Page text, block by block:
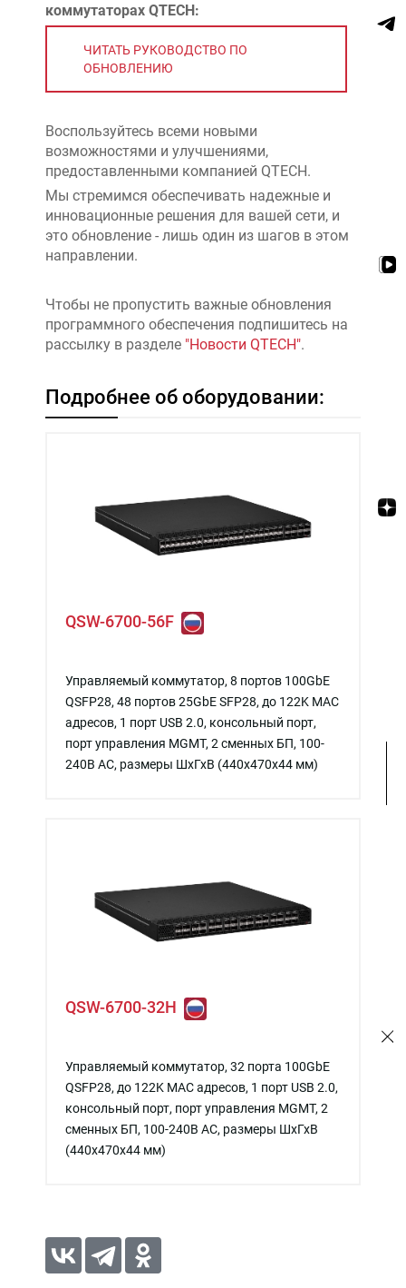
коммутаторах QTECH:
ЧИТАТЬ РУКОВОДСТВО ПО
ОБНОВЛЕНИЮ
Воспользуйтесь всеми новыми
возможностями и улучшениями,
предоставленными компанией QTECH.
Мы стремимся обеспечивать надежные и
инновационные решения для вашей сети, и
это обновление - лишь один из шагов в этом
направлении.
Чтобы не пропустить важные обновления
программного обеспечения подпишитесь на
рассылку в разделе "Новости QTECH".
Подробнее об оборудовании:
QSW-6700-56F
Управляемый коммутатор, 8 портов 100GbE
QSFP28, 48 портов 25GbE SFP28, до 122K MAC
адресов, 1 порт USB 2.0, консольный порт,
порт управления MGMT, 2 сменных БП, 100-
240В AC, размеры ШхГхВ (440x470x44 мм)
QSW-6700-32H
Управляемый коммутатор, 32 порта 100GbE
QSFP28, до 122K MAC адресов, 1 порт USB 2.0,
консольный порт, порт управления MGMT, 2
сменных БП, 100-240В AC, размеры ШхГхВ
(440x470x44 мм)